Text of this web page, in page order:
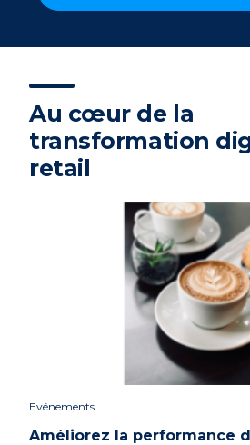
Au cœur de la
transformation
retail
Evénements
Améliorez la performance